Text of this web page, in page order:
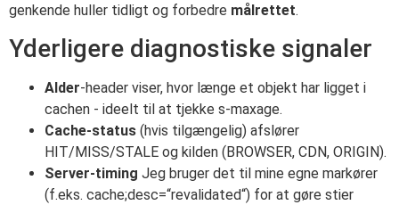
genkende huller tidligt og forbedre målrettet.
Yderligere diagnostiske signaler
Alder-header viser, hvor længe et objekt har ligget i
cachen - ideelt til at tjekke s-maxage.
Cache-status (hvis tilgængelig) afslører
HIT/MISS/STALE og kilden (BROWSER, CDN, ORIGIN).
Server-timing Jeg bruger det til mine egne markører
(f.eks. cache;desc=“revalidated“) for at gøre stier